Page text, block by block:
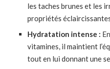
les taches brunes et les
propriétés
Hydratation intense :
vitamines, il maintient
tout en lui donnant une